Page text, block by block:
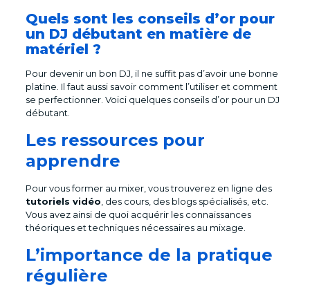
Quels sont les conseils d’or pour
un DJ débutant en matière de
matériel ?
Pour devenir un bon DJ, il ne suffit pas d’avoir une bonne
platine. Il faut aussi savoir comment l’utiliser et comment
se perfectionner. Voici quelques conseils d’or pour un DJ
débutant.
Les ressources pour
apprendre
Pour vous former au mixer, vous trouverez en ligne des
tutoriels vidéo , des cours, des blogs spécialisés, etc.
Vous avez ainsi de quoi acquérir les connaissances
théoriques et techniques nécessaires au mixage.
L’importance de la pratique
régulière